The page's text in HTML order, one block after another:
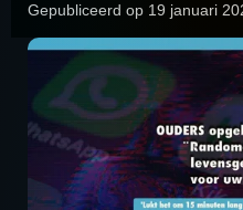
Gepubliceerd op 19 januari